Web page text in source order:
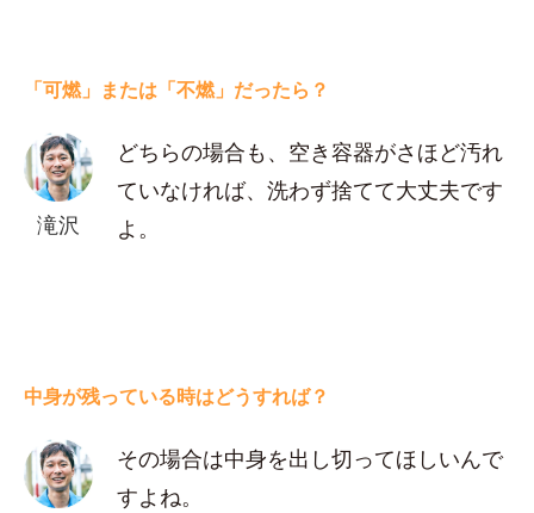
「可燃」または「不燃」だったら？
滝沢
どちらの場合も、空き容器がさほど汚れ
ていなければ、洗わず捨てて大丈夫です
よ。
中身が残っている時はどうすれば？
その場合は中身を出し切ってほしいんで
すよね。